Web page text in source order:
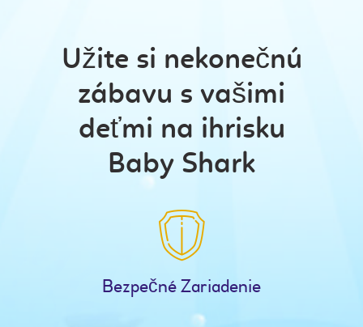
Užite si nekonečnú
zábavu s vašimi
deťmi na ihrisku
Baby Shark
Bezpečné Zariadenie